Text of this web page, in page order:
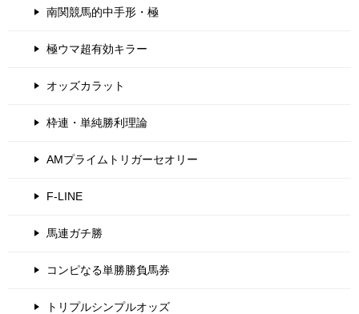
南関競馬的中手形・極
極ウマ超有効キラー
オッズカラット
枠連・単純勝利理論
AMプライムトリガーセオリー
F-LINE
馬連ガチ勝
コンピなる単勝勝負馬券
トリプルシンプルオッズ